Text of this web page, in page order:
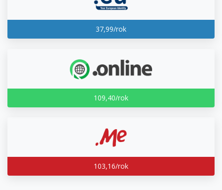
37,99/rok
109,40/rok
103,16/rok